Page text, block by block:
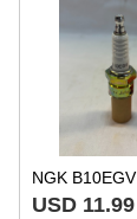
USD 11.99